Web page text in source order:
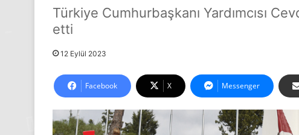
Türkiye Cumhurbaşkanı Yardımcısı
etti
12 Eylül 2023
Facebook X Messenger